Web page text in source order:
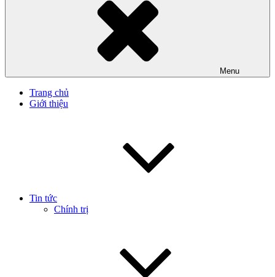
Menu
Trang chủ
Giới thiệu
Tin tức
Chính trị